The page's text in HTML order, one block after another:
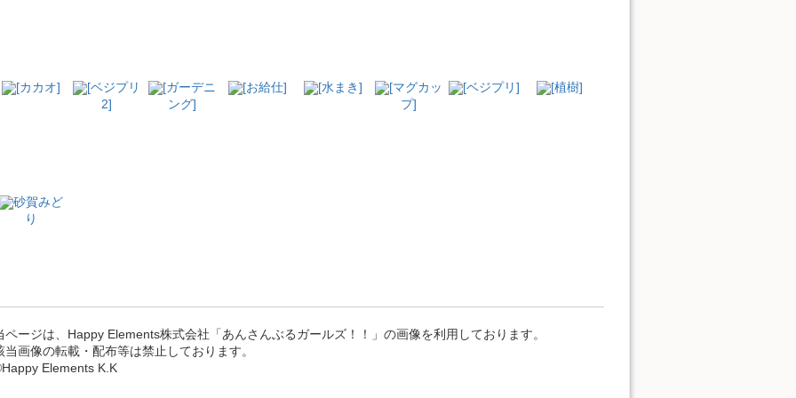
[カカオ]
[ベジプリ
2]
[ガーデニ
ング]
[お給仕] [水まき]
[マグカッ
プ]
[ベジプリ] [植樹]
砂賀みど
り
ページは、Happy Elements株式会社「あんさんぶるガールズ！！」の画像を利用しております。
当画像の転載・配布等は禁止しております。
Elements K.K